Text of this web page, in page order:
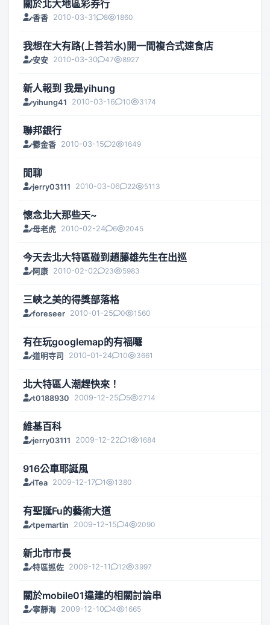
關於北大地區彩券行
香香 2010-03-31 8 1860
我想在大有路(上善若水)開一間複合式速食店
安安 2010-03-30 47 8927
新人報到 我是yihung
yihung41 2010-03-16 10 3174
聯邦銀行
鬱金香 2010-03-15 2 1649
閒聊
jerry03111 2010-03-06 22 5113
懷念北大那些天~
母老虎 2010-02-24 6 2045
今天去北大特區碰到趙藤雄先生在出巡
阿康 2010-02-02 23 5983
三峽之美的得獎部落格
foreseer 2010-01-25 0 1560
有在玩googlemap的有福囉
道明寺司 2010-01-24 10 3661
北大特區人潮趕快來！
t0188930 2009-12-25 5 2714
維基百科
jerry03111 2009-12-22 1 1684
916公車耶誕風
iTea 2009-12-17 1 1380
有聖誕Fu的藝術大道
tpemartin 2009-12-15 4 2090
新北市市長
特區巡佐 2009-12-11 12 3997
關於mobile01違建的相關討論串
寧靜海 2009-12-10 4 1665